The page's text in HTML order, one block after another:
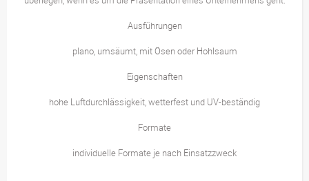
Ausführungen
plano, umsäumt, mit Ösen oder Hohlsaum
Eigenschaften
hohe Luftdurchlässigkeit, wetterfest und UV-beständig
Formate
individuelle Formate je nach Einsatzzweck